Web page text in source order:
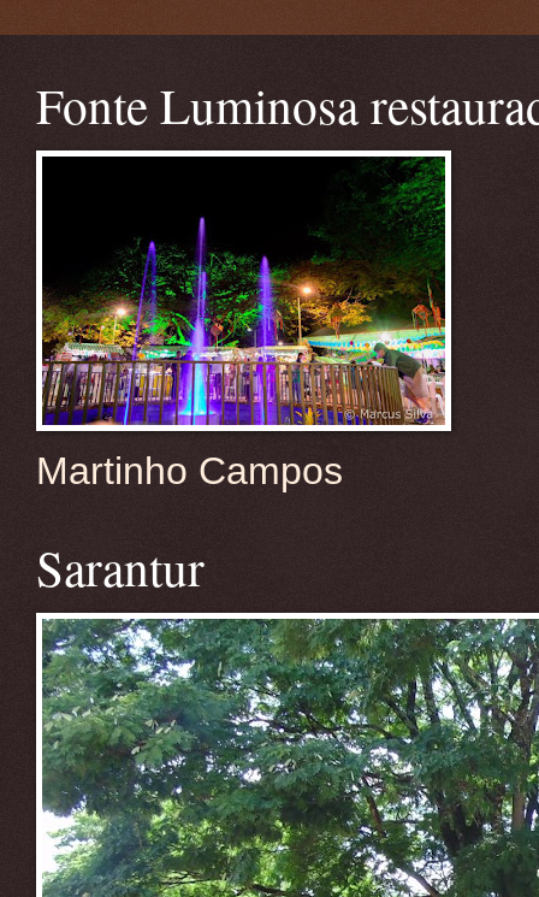
Fonte Luminosa
Martinho Campos
Sarantur